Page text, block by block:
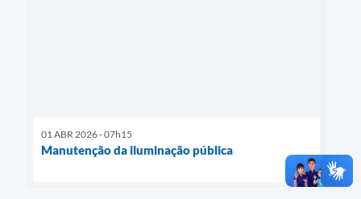
01 ABR 2026 - 07h15
Manutenção da iluminação pública